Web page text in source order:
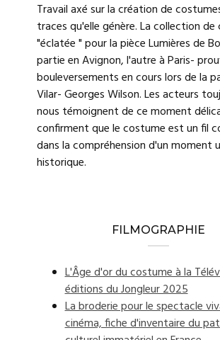
Travail axé sur la création de
traces qu'elle génère. La collection
"éclatée " pour la pièce Lumières de
partie en Avignon, l'autre à Paris-
bouleversements en cours lors de la
Vilar- Georges Wilson. Les acteurs
nous témoignent de ce moment
confirment que le costume est un fil
dans la compréhension d'un moment
historique.
FILMOGRAPHIE
L'Âge d'or du costume à la
éditions du Jongleur 2025
La broderie pour le spectacle
cinéma, fiche d'inventaire du